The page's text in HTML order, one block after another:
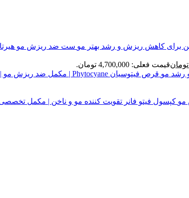
ست ضد ریزش مو
تومانقیمت فعلی: 4,700,000 تومان.
قرص فیتوسیان Phytocyane | مکمل ضد ریزش مو | تقویت و رشد مو
کپسول فیتو فانر تقویت کننده مو و ناخن | مکمل